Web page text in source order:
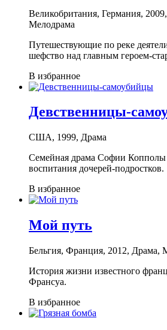
Великобритания, Германия,
Мелодрама
Путешествующие по реке
шефство над главным героем-
В избранное
Девственницы-
США, 1999, Драма
Семейная драма Софии Копполы
воспитания дочерей-подростков.
В избранное
Мой путь
Бельгия, Франция, 2012, Драма,
История жизни известного
Франсуа.
В избранное